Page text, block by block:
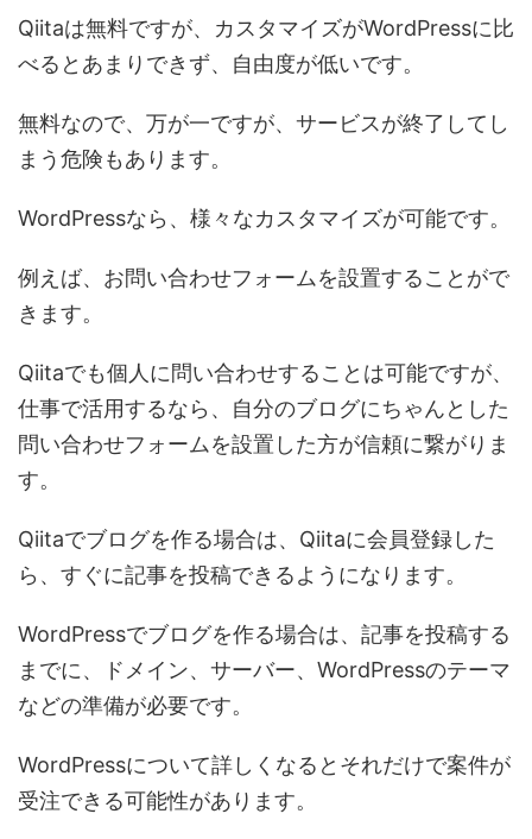
Qiitaは無料ですが、カスタマイズがWordPressに比
べるとあまりできず、自由度が低いです。
無料なので、万が一ですが、サービスが終了してし
まう危険もあります。
WordPressなら、様々なカスタマイズが可能です。
例えば、お問い合わせフォームを設置することがで
きます。
Qiitaでも個人に問い合わせすることは可能ですが、
仕事で活用するなら、自分のブログにちゃんとした
問い合わせフォームを設置した方が信頼に繋がりま
す。
Qiitaでブログを作る場合は、Qiitaに会員登録した
ら、すぐに記事を投稿できるようになります。
WordPressでブログを作る場合は、記事を投稿する
までに、ドメイン、サーバー、WordPressのテーマ
などの準備が必要です。
WordPressについて詳しくなるとそれだけで案件が
受注できる可能性があります。